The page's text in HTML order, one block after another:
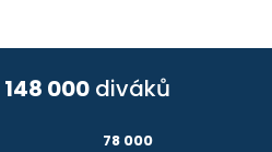
148 000 diváků
78 000